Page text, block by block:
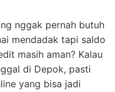
nggak pernah butuh
mendadak tapi saldo
masih aman? Kalau
di Depok, pasti
yang bisa jadi